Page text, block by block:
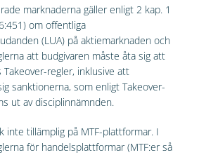
marknaderna gäller enligt 2 kap. 1
om offentliga
(LUA) på aktiemarknaden och
att budgivaren måste åta sig att
Takeover-regler, inklusive att
sanktionerna, som enligt Takeover-
ut av disciplinnämnden.
inte tillämplig på MTF-plattformar. I
för handelsplattformar (MTF:er så